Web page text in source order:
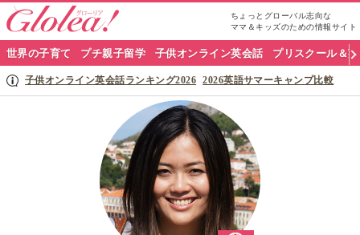
ちょっとグローバル志向な
ママ＆キッズのための情報サイト
グ
ロ
世界の子育て プチ親子留学 子供オンライン英会話 プリスクール＆
子供オンライン英会話ランキング2026 2026英語サマーキャンプ比較